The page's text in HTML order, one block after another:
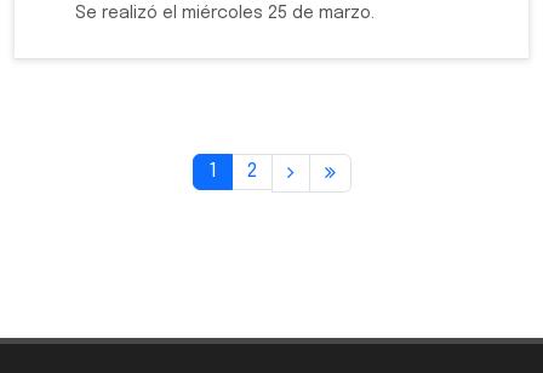
Se realizó el miércoles 25 de marzo.
1 2